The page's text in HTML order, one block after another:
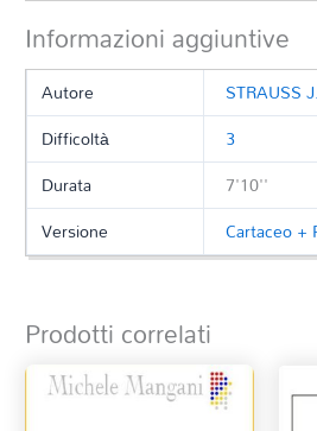
Informazioni aggiuntive
Autore
STRAUSS
Difficoltà
3
Durata
7'10''
Versione
Cartaceo +
Prodotti correlati